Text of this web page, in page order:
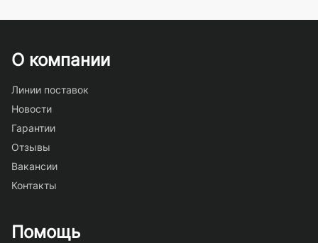
О компании
Линии поставок
Новости
Гарантии
Отзывы
Вакансии
Контакты
Помощь